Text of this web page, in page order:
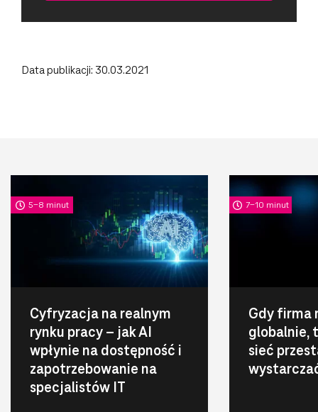
Data publikacji: 30.03.2021
5-8 minut
Cyfryzacja na realnym
rynku pracy – jak AI
wpłynie na dostępność i
zapotrzebowanie na
specjalistów IT
7-10 minut
Gdy firma
globalnie,
sieć